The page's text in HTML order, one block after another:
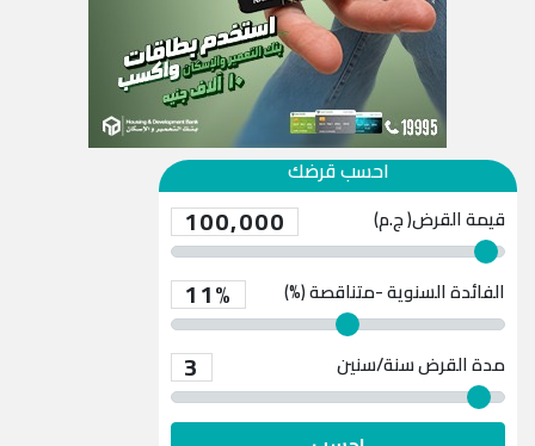
احسب قرضك
قيمة القرض( ج.م) 100,000
الفائدة السنوية -متناقصة (%) 11%
مدة القرض 3 سنة/سنين